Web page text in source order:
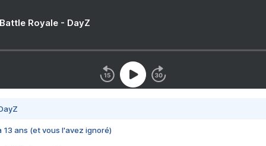
Royale - DayZ
13 ans (et vous l'avez ignoré)